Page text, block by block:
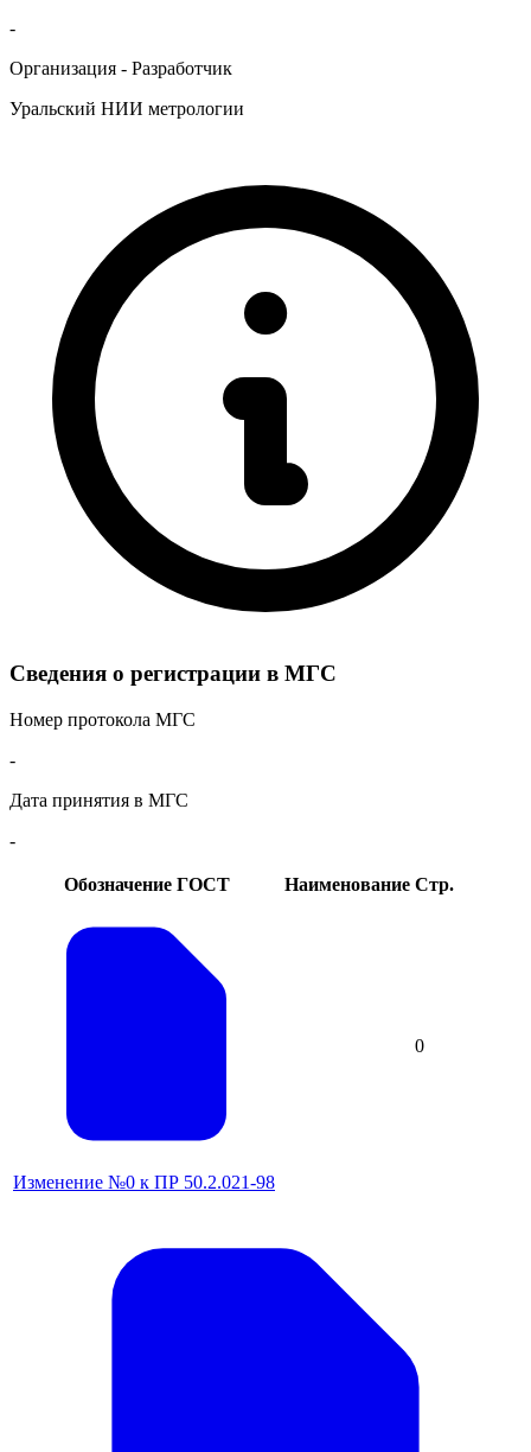
-
Организация - Разработчик
Уральский НИИ метрологии
Сведения о регистрации в МГС
Номер протокола МГС
-
Дата принятия в МГС
-
Обозначение ГОСТ Наименование Стр.
Изменение №0 к ПР 50.2.021-98
0